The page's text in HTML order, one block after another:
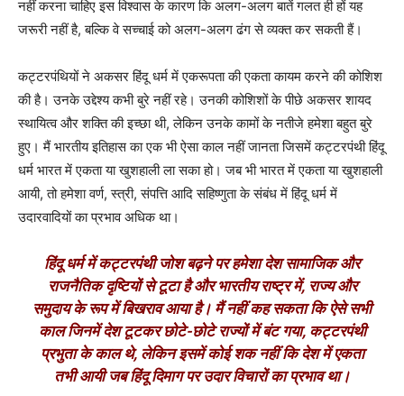
नहीं करना चाहिए इस विश्वास के कारण कि अलग-अलग बातें गलत ही हों यह
जरूरी नहीं है, बल्कि वे सच्चाई को अलग-अलग ढंग से व्यक्त कर सकती हैं।
कट्टरपंथियों ने अकसर हिंदू धर्म में एकरूपता की एकता कायम करने की कोशिश
की है। उनके उद्देश्य कभी बुरे नहीं रहे। उनकी कोशिशों के पीछे अकसर शायद
स्थायित्व और शक्ति की इच्छा थी, लेकिन उनके कामों के नतीजे हमेशा बहुत बुरे
हुए। मैं भारतीय इतिहास का एक भी ऐसा काल नहीं जानता जिसमें कट्टरपंथी हिंदू
धर्म भारत में एकता या खुशहाली ला सका हो। जब भी भारत में एकता या खुशहाली
आयी, तो हमेशा वर्ण, स्त्री, संपत्ति आदि सहिष्णुता के संबंध में हिंदू धर्म में
उदारवादियों का प्रभाव अधिक था।
हिंदू धर्म में कट्टरपंथी जोश बढ़ने पर हमेशा देश सामाजिक और
राजनैतिक दृष्टियों से टूटा है और भारतीय राष्ट्र में, राज्य और
समुदाय के रूप में बिखराव आया है। मैं नहीं कह सकता कि ऐसे सभी
काल जिनमें देश टूटकर छोटे-छोटे राज्यों में बंट गया, कट्टरपंथी
प्रभुता के काल थे, लेकिन इसमें कोई शक नहीं कि देश में एकता
तभी आयी जब हिंदू दिमाग पर उदार विचारों का प्रभाव था।